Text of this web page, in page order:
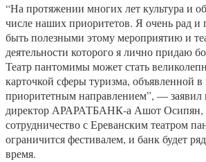
“На протяжении многих лет культура и
числе наших приоритетов. Я очень рад
быть полезными этому мероприятию и
деятельности которого я лично придаю
Театр пантомимы может стать
карточкой сферы туризма, объявленной
приоритетным направлением”, — заявил
директор АРАРАТБАНК-а Ашот Осипян,
сотрудничество с Ереванским театром
ограничится фестивалем, и банк будет
время.